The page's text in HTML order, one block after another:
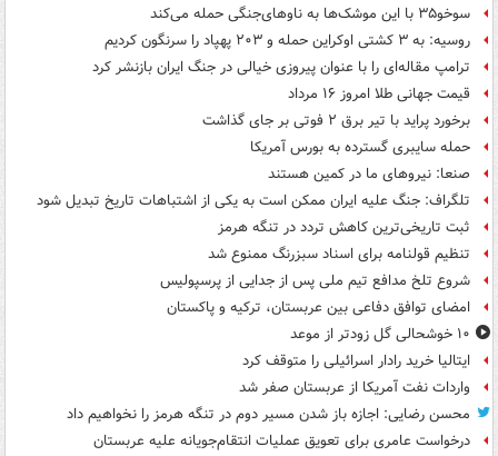
سوخو۳۵ با این موشک‌ها به ناوهای‌جنگی حمله می‌کند
روسیه: به ۳ کشتی اوکراین حمله و ۲۰۳ پهپاد را سرنگون کردیم
ترامپ مقاله‌ای را با عنوان پیروزی خیالی در جنگ ایران بازنشر کرد
قیمت جهانی طلا امروز ۱۶ مرداد
برخورد پراید با تیر برق ۲ فوتی بر جای گذاشت
حمله سایبری گسترده به بورس آمریکا
صنعا: نیروهای ما در کمین‌ هستند
تلگراف: جنگ علیه ایران ممکن است به یکی از اشتباهات تاریخ تبدیل شود
ثبت تاریخی‌ترین کاهش تردد در تنگه هرمز
تنظیم قولنامه برای اسناد سبزرنگ ممنوع شد
شروع تلخ مدافع تیم ملی پس از جدایی از پرسپولیس
امضای توافق دفاعی بین عربستان، ترکیه و پاکستان
۱۰ خوشحالی گل زودتر از موعد
ایتالیا خرید رادار اسرائیلی را متوقف کرد
واردات نفت آمریکا از عربستان صفر شد
محسن رضایی: اجازه باز شدن مسیر دوم در تنگه هرمز را نخواهیم داد
درخواست عامری برای تعویق عملیات انتقام‌جویانه علیه عربستان